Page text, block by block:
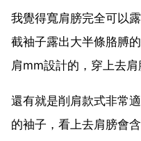
我覺得寬肩膀完全可以
截袖子露出大半條胳膊
肩mm設計的，穿上去
還有就是削肩款式非常
的袖子，看上去肩膀會含